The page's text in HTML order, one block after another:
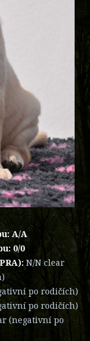
A/A
0/0
N/N clear
po rodičích)
po rodičích)
(negativní po